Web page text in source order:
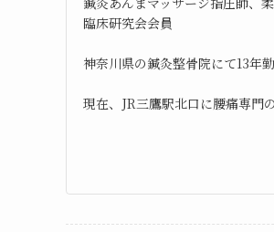
臨床研究会会員
神奈川県の鍼灸整骨院にて13年
現在、JR三鷹駅北口に腰痛専門